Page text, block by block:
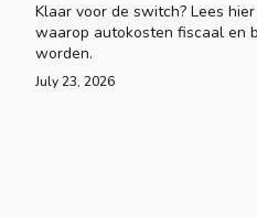
Klaar voor de switch? Lees
waarop autokosten fiscaal en
worden.
July 23, 2026